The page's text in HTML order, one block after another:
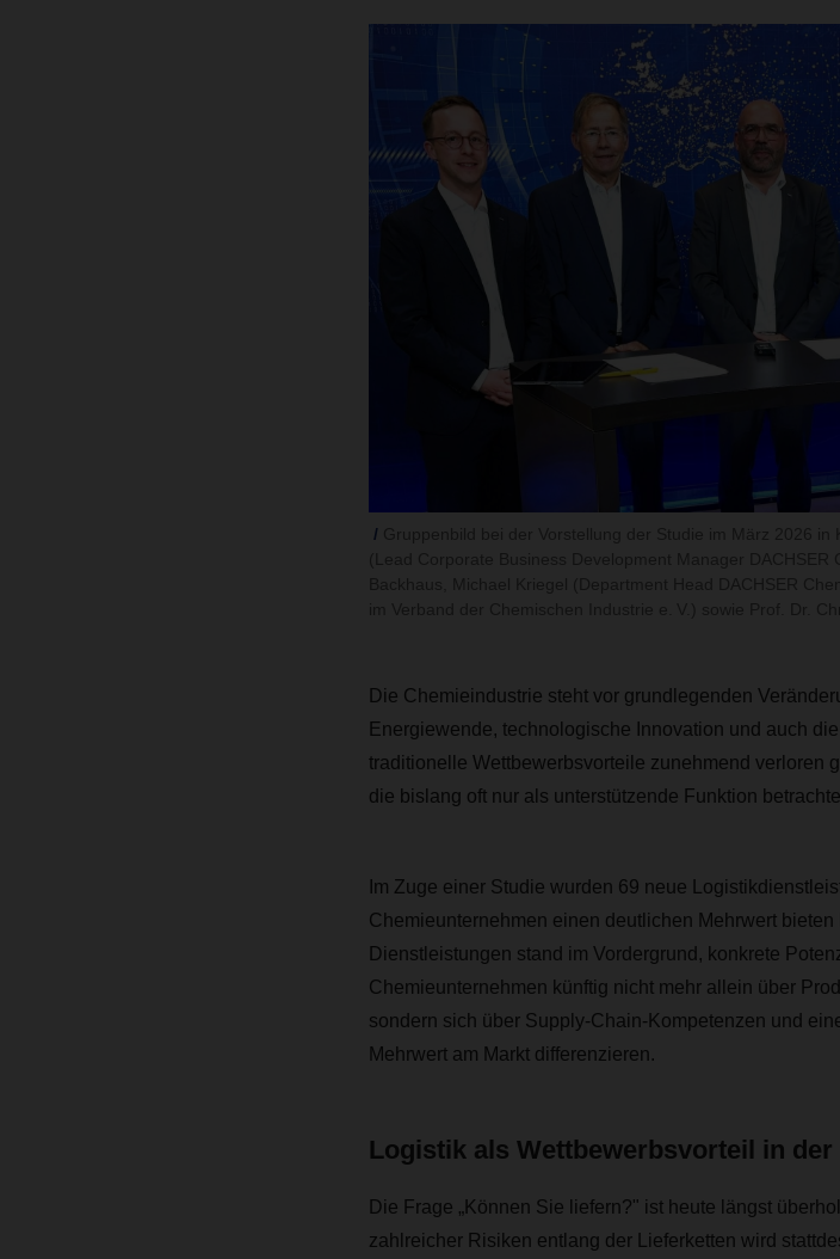
Die Chemieindustrie steht vor grundlegenden
Energiewende, technologische Innovation und auch
traditionelle Wettbewerbsvorteile zunehmend verloren
die bislang oft nur als unterstützende Funktion
Im Zuge einer Studie wurden 69 neue
Chemieunternehmen einen deutlichen Mehrwert
Dienstleistungen stand im Vordergrund, konkrete
Chemieunternehmen künftig nicht mehr allein über
sondern sich über Supply-Chain-Kompetenzen und
Mehrwert am Markt differenzieren.
Logistik als Wettbewerbsvorteil in
Die Frage „Können Sie liefern?" ist heute längst
zahlreicher Risiken entlang der Lieferketten wird